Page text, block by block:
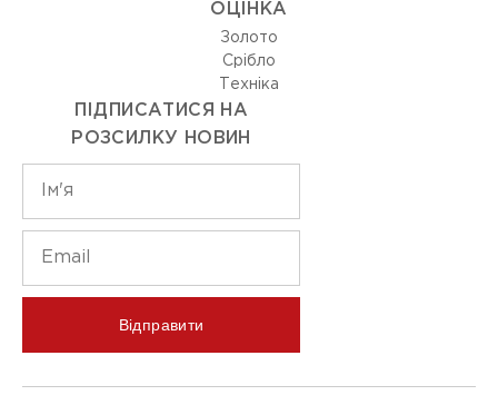
ОЦIНКА
Золото
Срiбло
Технiка
ПІДПИСАТИСЯ НА
РОЗСИЛКУ НОВИН
Відправити